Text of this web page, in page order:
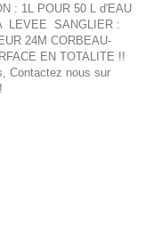
: 1L POUR 50 L d'EAU
LEVEE SANGLIER :
24M CORBEAU-
EN TOTALITE !!
Contactez nous sur